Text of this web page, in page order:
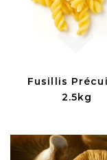
Fusillis
2.5kg